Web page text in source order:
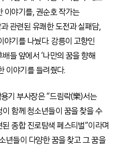
이야기를, 권순호 작가는
관련된 유쾌한 도전과 실패담,
야기를 나눴다. 강릉이 고향인
들 앞에서 ‘나만의 꿈을 향해
이야기를 들려줬다.
기 부사장은 “드림락(樂)서는
함께 청소년들이 꿈을 찾을 수
종합 진로탐색 페스티벌”이라며
년들이 다양한 꿈을 찾고 그 꿈을